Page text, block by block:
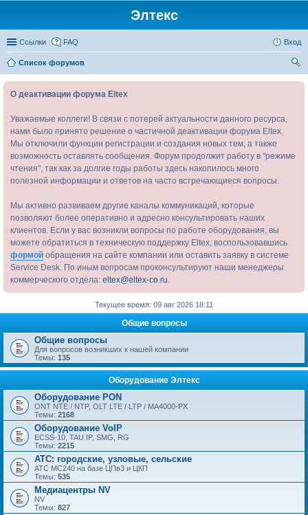
Элтекс
Ссылки FAQ Вход
Список форумов
О деактивации форума Eltex
Уважаемые коллеги! В связи с потерей актуальности данного ресурса,
нами было принято решение о частичной деактивации форума Eltex.
Мы отключили функции регистрации и создания новых тем, а также
возможность оставлять сообщения. Форум продолжит работу в "режиме
чтения", так как за долгие годы работы здесь накопилось много
полезной информации и ответов на часто встречающиеся вопросы.
Мы активно развиваем другие каналы коммуникаций, которые
позволяют более оперативно и адресно консультировать наших
клиентов. Если у вас возникли вопросы по работе оборудования, вы
можете обратиться в техническую поддержку Eltex, воспользовавшись
формой обращения на сайте компании или оставить заявку в системе
Service Desk. По иным вопросам проконсультируют наши менеджеры
коммерческого отдела: eltex@eltex-co.ru.
Текущее время: 09 авг 2026 18:11
Общие вопросы
Общие вопросы
Для вопросов возникших к нашей компании
Темы: 135
Оборудование Элтекс
Оборудование PON
ONT NTE / NTP, OLT LTE / LTP / MA4000-PX
Темы: 2168
Оборудование VoIP
ECSS-10, TAU.IP, SMG, RG
Темы: 2215
АТС: городские, узловые, сельские
АТС МС240 на базе ЦПв3 и ЦКП
Темы: 535
Медиацентры NV
NV
Темы: 827